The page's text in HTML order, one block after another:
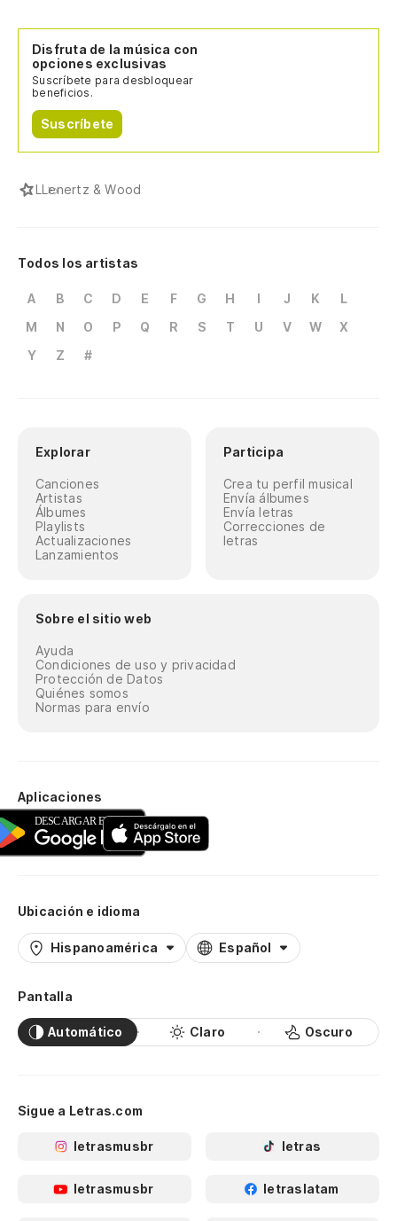
Disfruta de la música con
opciones exclusivas
Suscríbete para desbloquear
beneficios.
Suscríbete
LLenertz & Wood
Todos los artistas
A B C D E F G H I J K
L
M
N O P Q R S T U V W
X
Y
Z #
Explorar
Canciones
Artistas
Álbumes
Playlists
Actualizaciones
Lanzamientos
Participa
Crea tu perfil musical
Envía álbumes
Envía letras
Correcciones de
letras
Sobre el sitio web
Ayuda
Condiciones de uso y privacidad
Protección de Datos
Quiénes somos
Normas para envío
Aplicaciones
Ubicación e idioma
Hispanoamérica Español
Pantalla
Automático Claro Oscuro
Sigue a Letras.com
letrasmusbr letras
letrasmusbr letraslatam